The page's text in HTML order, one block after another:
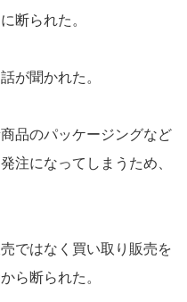
断られた。
が聞かれた。
品のパッケージングなど
注になってしまうため、
ではなく買い取り販売を
ら断られた。